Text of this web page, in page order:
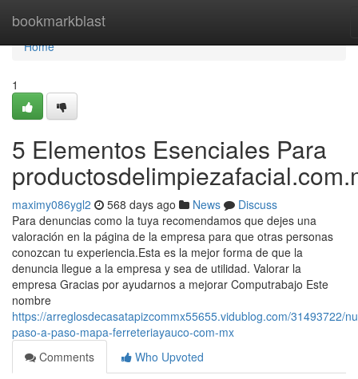
bookmarkblast
Home
Home
1
5 Elementos Esenciales Para
maximy086ygl2 568 days ago News
Discuss
Para denuncias como la tuya recomendamos que dejes una
valoración en la página de la empresa para que otras personas
conozcan tu experiencia.Esta es la mejor forma de que la
denuncia llegue a la empresa y sea de utilidad. Valorar la
empresa Gracias por ayudarnos a mejorar Computrabajo Este
nombre
https://arreglosdecasatapizcommx55655.vidublog.com/31493722/
paso-a-paso-mapa-ferreteriayauco-com-mx
Comments
Who Upvoted